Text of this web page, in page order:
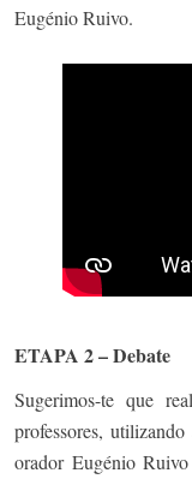
Eugénio Ruivo.
ETAPA 2 – Debate
Sugerimos-te que
professores,
orador Eugénio